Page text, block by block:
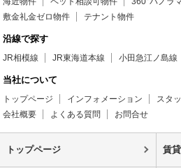
敷金礼金ゼロ物件
テナント物件
沿線で探す
JR相模線 JR東海道本線 小田急江ノ島線
当社について
トップページ インフォメーション スタ
会社概要
よくある質問 お問合せ
トップページ 賃